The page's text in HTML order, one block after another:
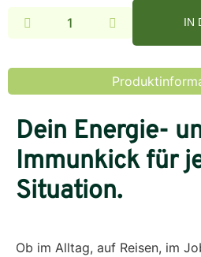
IN
Alternative:
Dein Energie-
Immunkick für
Situation.
Ob im Alltag, auf Reisen, im